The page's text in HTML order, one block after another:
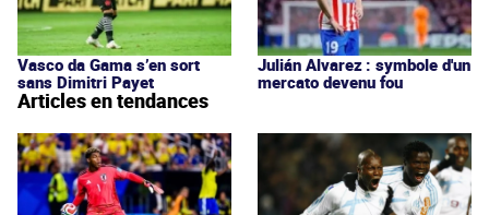
Vasco da Gama s’en sort
sans Dimitri Payet
Julián Alvarez : symbole d'un
mercato devenu fou
Articles en tendances